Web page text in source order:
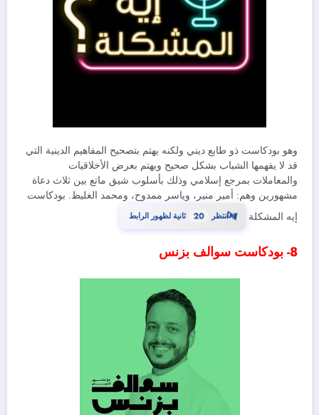
وهو بودكاست ذو طابع ديني ولكنه يهتم بتصحيح المفاهيم الدينية التي
قد لا يفهمها الشباب بشكل صحيح ويهتم بعرض الأخلاقيات
والمعاملات بمرجع إسلامي وذلك بأسلوب شيق ماتع بين ثلاث دعاة
مشهورين وهم: أمير منير، وياسر ممدوح، ومحمد الغليظ. بودكاست
إيه المشكلة
⏳انتظر 19 ثانية لظهور الرابط
8- بودكاست سوالف بزنس